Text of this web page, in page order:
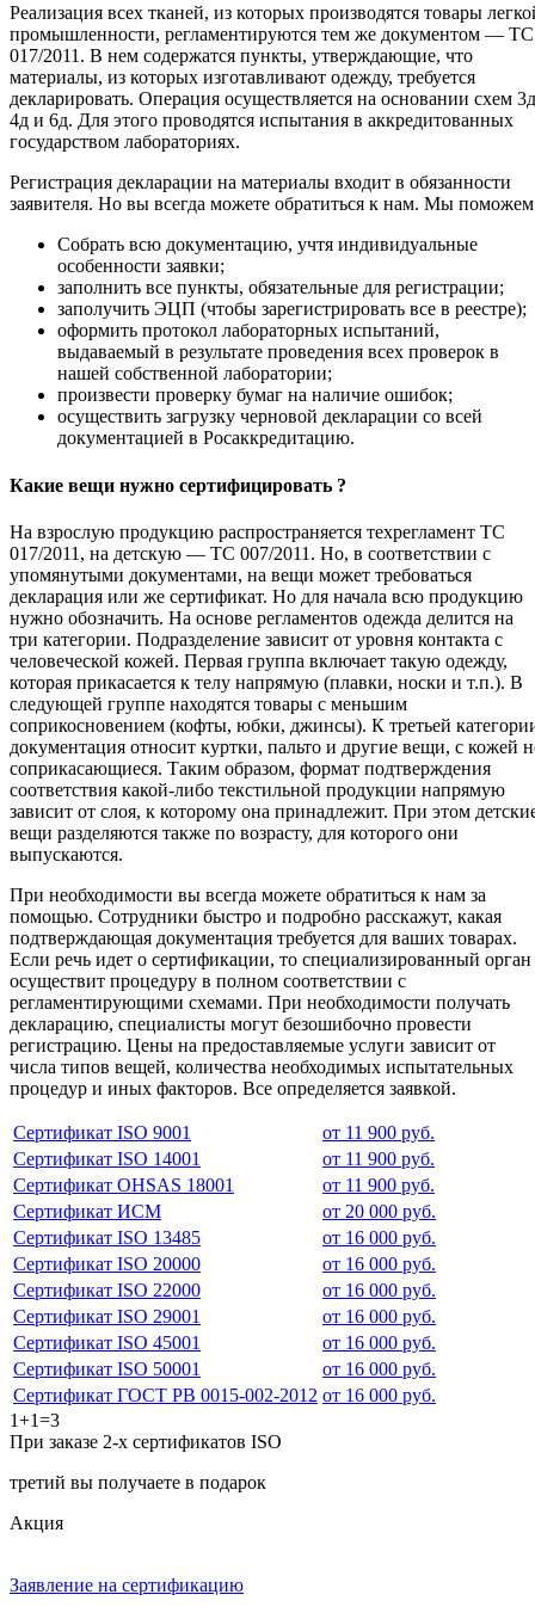
Реализация всех тканей, из которых производятся товары
промышленности, регламентируются тем же документом — ТС
017/2011. В нем содержатся пункты, утверждающие, что
материалы, из которых изготавливают одежду, требуется
декларировать. Операция осуществляется на основании схем
4д и 6д. Для этого проводятся испытания в аккредитованных
государством лабораториях.
Регистрация декларации на материалы входит в обязанности
заявителя. Но вы всегда можете обратиться к нам. Мы
Собрать всю документацию, учтя индивидуальные
особенности заявки;
заполнить все пункты, обязательные для регистрации;
заполучить ЭЦП (чтобы зарегистрировать все в реестре);
оформить протокол лабораторных испытаний,
выдаваемый в результате проведения всех проверок в
нашей собственной лаборатории;
произвести проверку бумаг на наличие ошибок;
осуществить загрузку черновой декларации со всей
документацией в Росаккредитацию.
Какие вещи нужно сертифицировать ?
На взрослую продукцию распространяется техрегламент ТС
017/2011, на детскую — ТС 007/2011. Но, в соответствии с
упомянутыми документами, на вещи может требоваться
декларация или же сертификат. Но для начала всю продукцию
нужно обозначить. На основе регламентов одежда делится на
три категории. Подразделение зависит от уровня контакта с
человеческой кожей. Первая группа включает такую одежду,
которая прикасается к телу напрямую (плавки, носки и т.п.). В
следующей группе находятся товары с меньшим
соприкосновением (кофты, юбки, джинсы). К третьей
документация относит куртки, пальто и другие вещи, с кожей
соприкасающиеся. Таким образом, формат подтверждения
соответствия какой-либо текстильной продукции напрямую
зависит от слоя, к которому она принадлежит. При этом
вещи разделяются также по возрасту, для которого они
выпускаются.
При необходимости вы всегда можете обратиться к нам за
помощью. Сотрудники быстро и подробно расскажут, какая
подтверждающая документация требуется для ваших товарах.
Если речь идет о сертификации, то специализированный орган
осуществит процедуру в полном соответствии с
регламентирующими схемами. При необходимости получать
декларацию, специалисты могут безошибочно провести
регистрацию. Цены на предоставляемые услуги зависит от
числа типов вещей, количества необходимых испытательных
процедур и иных факторов. Все определяется заявкой.
Сертификат ISO 9001
от 11 900 руб.
Сертификат ISO 14001
от 11 900 руб.
Сертификат OHSAS 18001
от 11 900 руб.
Сертификат ИСМ
от 20 000 руб.
Сертификат ISO 13485
от 16 000 руб.
Сертификат ISO 20000
от 16 000 руб.
Сертификат ISO 22000
от 16 000 руб.
Сертификат ISO 29001
от 16 000 руб.
Сертификат ISO 45001
от 16 000 руб.
Сертификат ISO 50001
от 16 000 руб.
Сертификат ГОСТ РВ 0015-002-2012 от 16 000 руб.
1+1=3
При заказе 2-х сертификатов ISO
третий вы получаете в подарок
Акция
Заявление на сертификацию